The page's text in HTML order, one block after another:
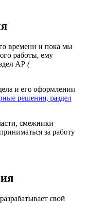
времени и пока мы
работы, ему
АР (
и его оформлении
решения, раздел
смежники
за работу
свой